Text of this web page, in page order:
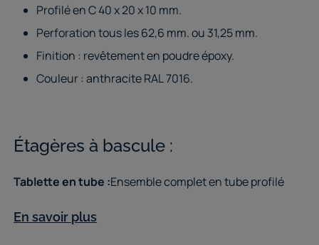
Profilé en C 40 x 20 x 10 mm.
Perforation tous les 62,6 mm. ou 31,25 mm.
Finition : revêtement en poudre époxy.
Couleur : anthracite RAL 7016.
Étagères à bascule :
Tablette en tube :Ensemble complet en tube profilé
extrémités.
En savoir plus